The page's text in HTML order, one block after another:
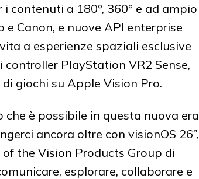
contenuti a 180°, 360° e ad ampio
Canon, e nuove API enterprise
a esperienze spaziali esclusive
PlayStation VR2 Sense,
giochi su Apple Vision Pro.
è possibile in questa nuova era
ancora oltre con visionOS 26”,
the Vision Products Group di
esplorare, collaborare e